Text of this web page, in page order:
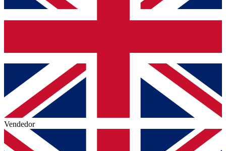
Vendedor